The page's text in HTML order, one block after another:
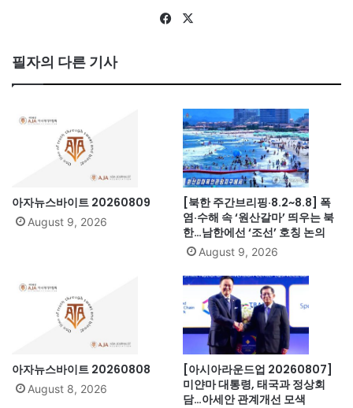
Fa
필자의 다른 기사
아자뉴스바이트 20260809
August 9, 2026
[북한 주간브리핑·8.2~8.8] 폭
염·수해 속 ‘원산갈마’ 띄우는 북
한…남한에선 ‘조선’ 호칭 논의
August 9, 2026
아자뉴스바이트 20260808
August 8, 2026
[아시아라운드업 20260807]
미얀마 대통령, 태국과 정상회
담…아세안 관계개선 모색